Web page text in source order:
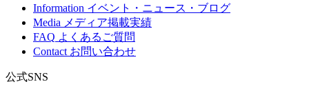
Information イベント・ニュース・ブログ
Media メディア掲載実績
FAQ よくあるご質問
Contact お問い合わせ
公式SNS